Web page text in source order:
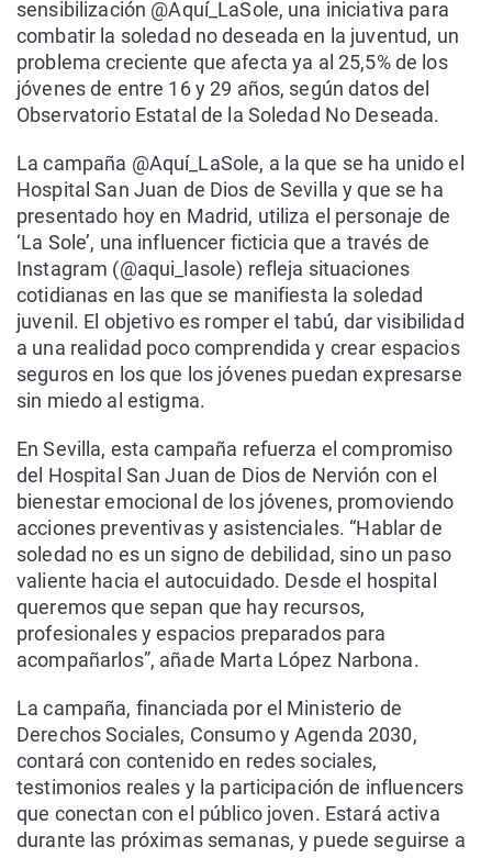
sensibilización @Aquí_LaSole, una iniciativa para
combatir la soledad no deseada en la juventud, un
problema creciente que afecta ya al 25,5% de los
jóvenes de entre 16 y 29 años, según datos del
Observatorio Estatal de la Soledad No Deseada.
La campaña @Aquí_LaSole, a la que se ha unido el
Hospital San Juan de Dios de Sevilla y que se ha
presentado hoy en Madrid, utiliza el personaje de
‘La Sole’, una influencer ficticia que a través de
Instagram (@aqui_lasole) refleja situaciones
cotidianas en las que se manifiesta la soledad
juvenil. El objetivo es romper el tabú, dar visibilidad
a una realidad poco comprendida y crear espacios
seguros en los que los jóvenes puedan expresarse
sin miedo al estigma.
En Sevilla, esta campaña refuerza el compromiso
del Hospital San Juan de Dios de Nervión con el
bienestar emocional de los jóvenes, promoviendo
acciones preventivas y asistenciales. “Hablar de
soledad no es un signo de debilidad, sino un paso
valiente hacia el autocuidado. Desde el hospital
queremos que sepan que hay recursos,
profesionales y espacios preparados para
acompañarlos”, añade Marta López Narbona.
La campaña, financiada por el Ministerio de
Derechos Sociales, Consumo y Agenda 2030,
contará con contenido en redes sociales,
testimonios reales y la participación de influencers
que conectan con el público joven. Estará activa
durante las próximas semanas, y puede seguirse a